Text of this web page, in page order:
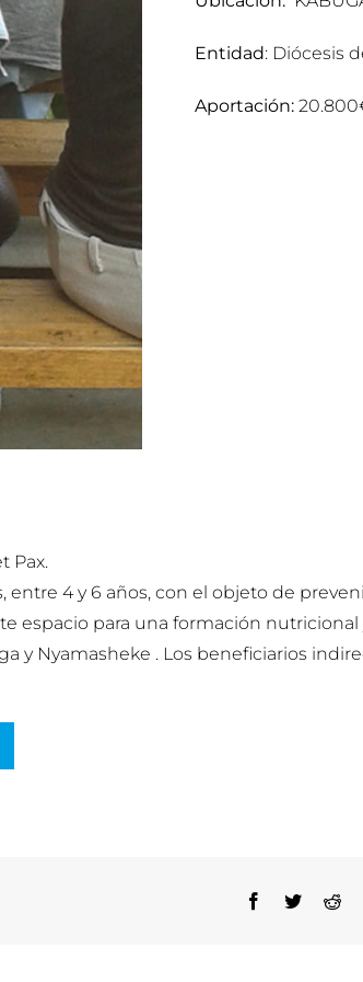
Entidad: Diócesis
Aportación:
Pax.
entre 4 y 6 años, con el objeto de
espacio para una formación nutricional
y Nyamasheke . Los beneficiarios
Facebook
Twitter